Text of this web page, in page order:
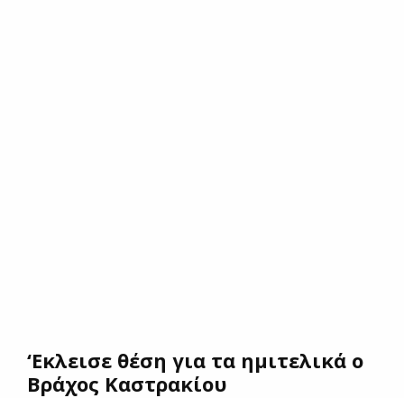
U
‘Eκλεισε θέση για τα ημιτελικά ο
Βράχος Καστρακίου